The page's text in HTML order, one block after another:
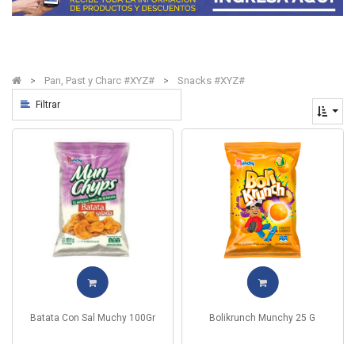
Pan, Past y Charc #XYZ# Snacks #XYZ#
Filtrar
Batata Con Sal Muchy 100Gr Bolikrunch Munchy 25 G